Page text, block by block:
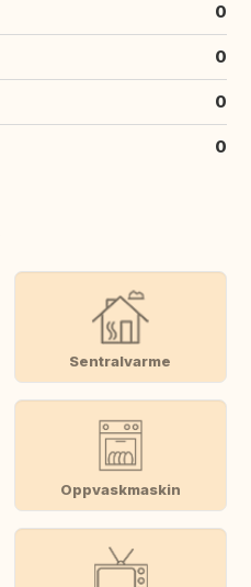
0
0
0
0
Sentralvarme
Oppvaskmaskin